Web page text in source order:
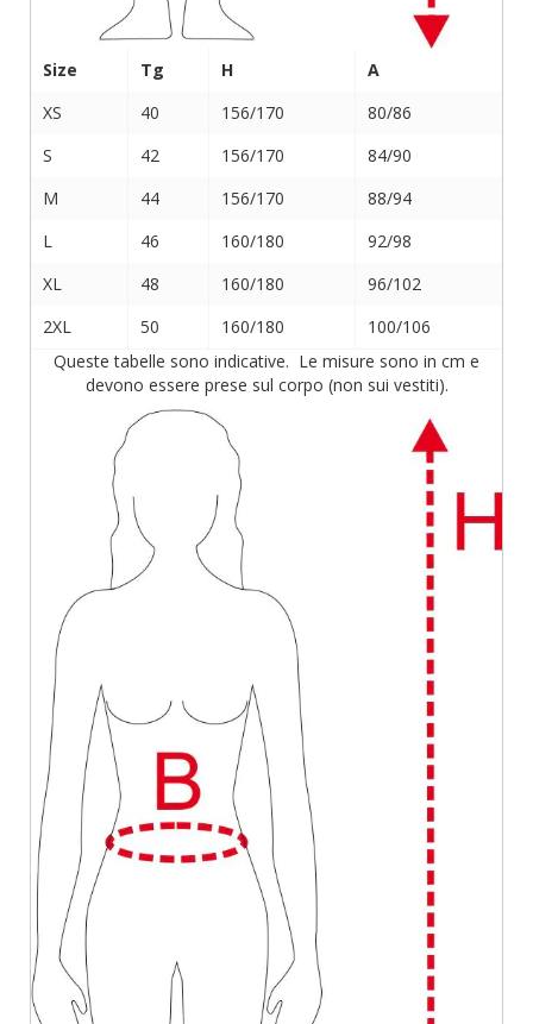
Size Tg H
A
XS
40 156/170
80/86
S
42 156/170
84/90
M
44 156/170
88/94
L
46 160/180
92/98
XL
48 160/180
96/102
2XL
50 160/180
100/106
Queste tabelle sono indicative. Le misure sono in cm e
devono essere prese sul corpo (non sui vestiti).